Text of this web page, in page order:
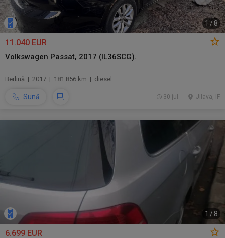
1 /8
11.040 EUR
Volkswagen Passat, 2017 (IL36SCG).
Berlină | 2017 | 181.856 km | diesel
Sună Jilava, IF
30 jul.
1 / 8
6.699 EUR